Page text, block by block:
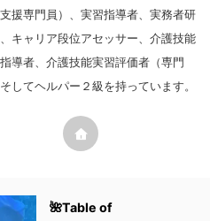
支援専門員）、実習指導者、実務者研
キャリア段位アセッサー、介護技能
導者、介護技能実習評価者（専門
してヘルパー２級を持っています。
🌺Table of